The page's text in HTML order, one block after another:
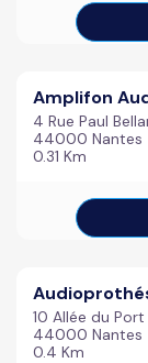
Amplifon
4 Rue Paul
44000 Nantes
0.31 Km
10 Allée du
44000 Nantes
0.4 Km